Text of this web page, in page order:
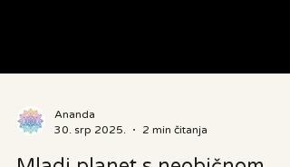
Ananda